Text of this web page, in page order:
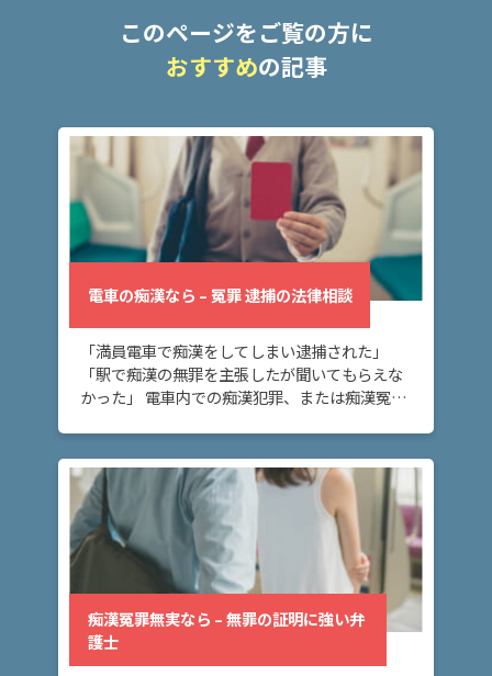
このページをご覧の方に
おすすめの記事
電車の痴漢なら – 冤罪 逮捕の法律相談
「満員電車で痴漢をしてしまい逮捕された」
「駅で痴漢の無罪を主張したが聞いてもらえな
かった」 電車内での痴漢犯罪、または痴漢冤罪
説していま […]
痴漢冤罪無実なら – 無罪の証明に強い弁
護士